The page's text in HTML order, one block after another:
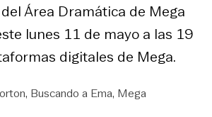
Área Dramática de Mega
lunes 11 de mayo a las 19
digitales de Mega.
Buscando a Ema Mega